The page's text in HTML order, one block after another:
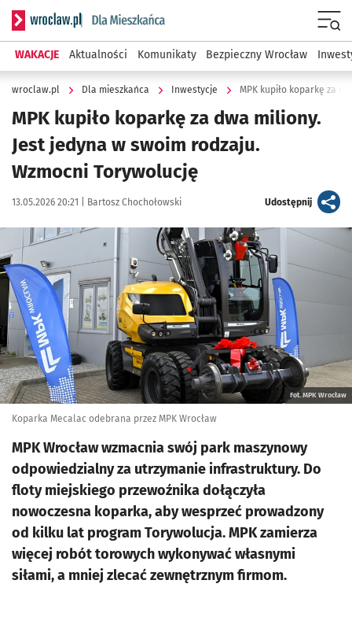
Serwis informacyjny wroclaw.pl podserwis: Dla mieszkańca
WAKACJE Aktualności Komunikaty Bezpieczny Wrocław
wroclaw.pl Dla mieszkańca Inwestycje MPK kupiło koparkę za
MPK kupiło koparkę za dwa miliony.
Jest jedyna w swoim rodzaju.
Wzmocni Torywolucję
Data publikacji:
13.05.2026 20:21 | Autor:
Bartosz Chochołowski Udostępnijartykuł
Kliknij, aby powiększyć
Fot. MPK Wrocław
Koparka Mecalac odebrana przez MPK Wrocław
MPK Wrocław wzmacnia swój park maszynowy
odpowiedzialny za utrzymanie infrastruktury. Do
floty miejskiego przewoźnika dołączyła
nowoczesna koparka, aby wesprzeć prowadzony
od kilku lat program Torywolucja. MPK zamierza
więcej robót torowych wykonywać własnymi
siłami, a mniej zlecać zewnętrznym firmom.